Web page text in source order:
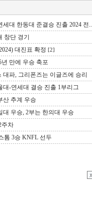
대 한동대 준결승 진출 2024 전..
창단 경기
대진표 확정 [2]
만에 우승 축포
대파, 그리폰즈는 이글즈에 승리
대-연세대 결승 진출 1부리그
산 추계 우승
대 우승, 2부는 한의대 우승
주차
톰 3승 KNFL 선두